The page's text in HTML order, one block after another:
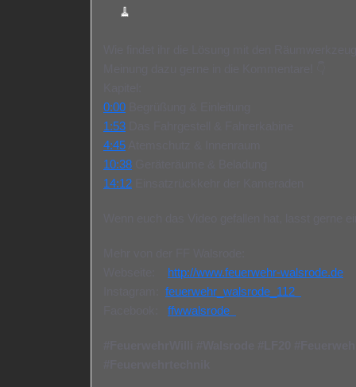
🧹
0:00
1:53
4:45
10:38
14:12
http://www.feuerwehr-walsrode.de
feuerwehr_walsrode_112
ffwwalsrode